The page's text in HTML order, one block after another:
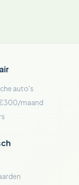
auto's
maand